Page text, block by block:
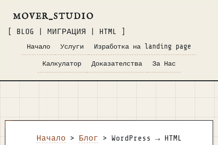
MOVER_STUDIO
[ BLOG | МИГРАЦИЯ | HTML ]
Начало Услуги Изработка на landing page
Калкулатор Доказателства За Нас
Начало > Блог > WordPress → HTML